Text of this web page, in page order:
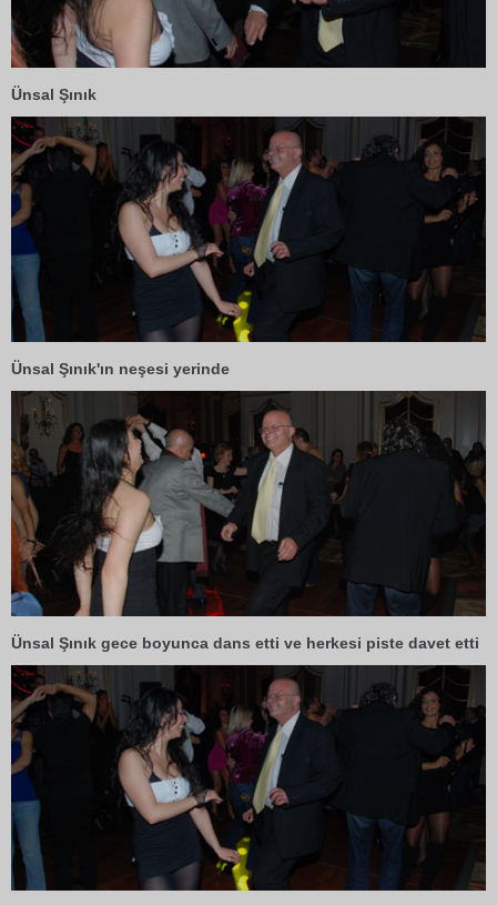
Ünsal Şınık
Ünsal Şınık'ın neşesi yerinde
Ünsal Şınık gece boyunca dans etti ve herkesi piste davet etti